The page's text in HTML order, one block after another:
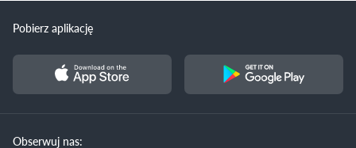
Pobierz aplikację
Obserwuj nas: